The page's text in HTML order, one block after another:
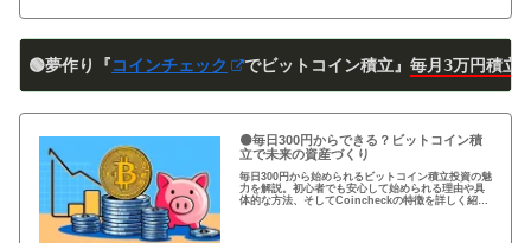
🟢夢作り『コインチェック でビットコイン積立』 毎月3万円積立
🟠毎日300円からできる？ビットコイン積
立で未来の資産づくり
毎日300円から始められるビットコイン積立投資の魅
力を解説。初心者でも安心して始められる理由や具
体的な方法、そしてCoincheckの特徴を詳しく紹